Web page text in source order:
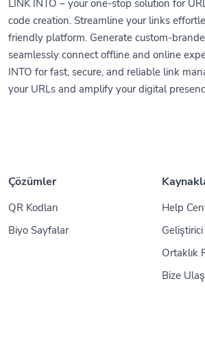
LINK INTO – your one-stop solution for
code creation. Streamline your links
friendly platform. Generate custom-
seamlessly connect offline and online
INTO for fast, secure, and reliable link
your URLs and amplify your digital
Çözümler
QR Kodları
Biyo Sayfalar
Help
Geliştirici
Ortaklık
Bize